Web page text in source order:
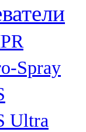
Spray
Ultra